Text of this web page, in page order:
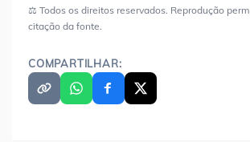
⚖️ Todos os direitos reservados. Reprodução
citação da fonte.
COMPARTILHAR: